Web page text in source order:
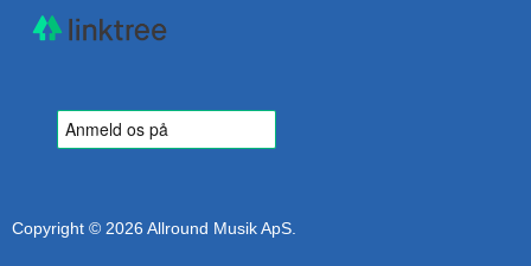
Copyright © 2026 Allround Musik ApS.